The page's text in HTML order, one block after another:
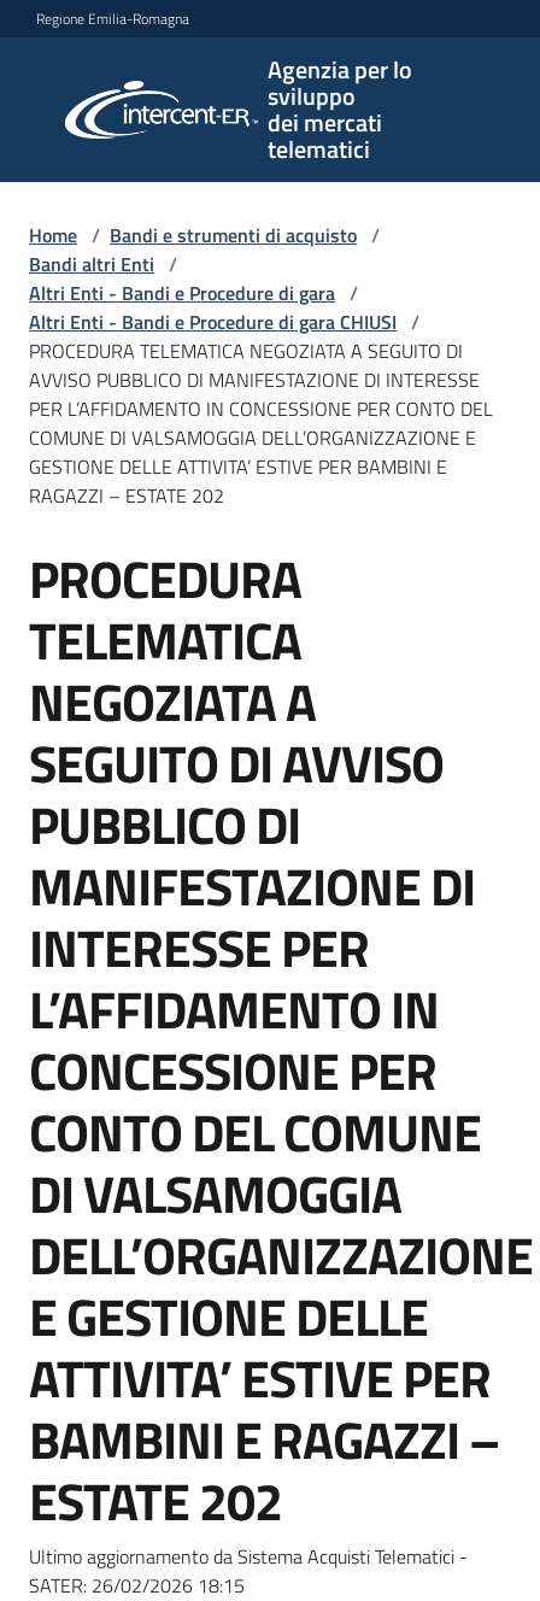
Vai al contenuto
Vai alla navigazione
Vai al footer
Regione Emilia-Romagna
Agenzia per lo
sviluppo
dei mercati
telematici
per lo
sviluppo
telematici
L'Agenzia
Bandi
e
strumenti
acquisto
Supporto
Piattaforme
telematiche
English
site
Seguici
su
Home / Bandi e strumenti di acquisto /
Bandi altri Enti /
Altri Enti - Bandi e Procedure di gara /
Altri Enti - Bandi e Procedure di gara CHIUSI /
PROCEDURA TELEMATICA NEGOZIATA A SEGUITO DI
AVVISO PUBBLICO DI MANIFESTAZIONE DI INTERESSE
PER L’AFFIDAMENTO IN CONCESSIONE PER CONTO DEL
COMUNE DI VALSAMOGGIA DELL’ORGANIZZAZIONE E
GESTIONE DELLE ATTIVITA’ ESTIVE PER BAMBINI E
RAGAZZI – ESTATE 202
Salta al contenuto
PROCEDURA
TELEMATICA
NEGOZIATA A
SEGUITO DI AVVISO
PUBBLICO DI
MANIFESTAZIONE DI
INTERESSE PER
L’AFFIDAMENTO IN
CONCESSIONE PER
CONTO DEL COMUNE
DI VALSAMOGGIA
DELL’ORGANIZZAZIONE
E GESTIONE DELLE
ATTIVITA’ ESTIVE PER
BAMBINI E RAGAZZI –
ESTATE 202
Ultimo aggiornamento da Sistema Acquisti Telematici -
SATER: 26/02/2026 18:15